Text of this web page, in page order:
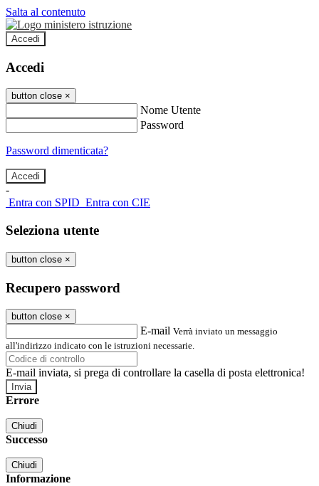
Salta al contenuto
Accedi
Accedi
button close ×
Nome Utente
Password
Password dimenticata?
-
Entra con SPID Entra con CIE
Seleziona utente
button close ×
Recupero password
button close ×
E-mail Verrà inviato un messaggio
all'indirizzo indicato con le istruzioni necessarie.
E-mail inviata, si prega di controllare la casella di posta elettronica!
Errore
Chiudi
Successo
Chiudi
Informazione